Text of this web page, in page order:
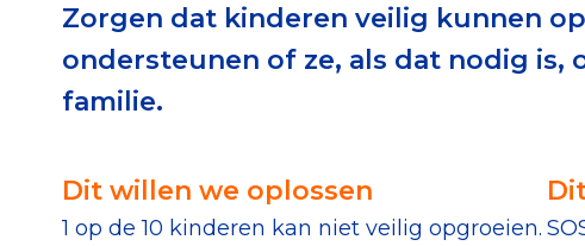
Check het CBF-
Download de Geef
Data &
Zorgen dat kinderen veilig kunnen
ondersteunen of ze, als dat nodig is,
familie.
Dit willen we oplossen
1 op de 10 kinderen kan niet veilig opgroeien.